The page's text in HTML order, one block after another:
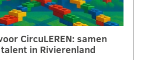
CircuLEREN: samen
in Rivierenland